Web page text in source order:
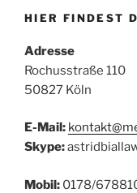
HIER FINDEST
Adresse
Rochusstraße 110
50827 Köln
E-Mail:
Skype:
Mobil: 0178/